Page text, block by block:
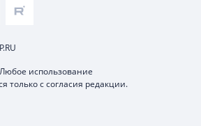
использование
только с согласия редакции.